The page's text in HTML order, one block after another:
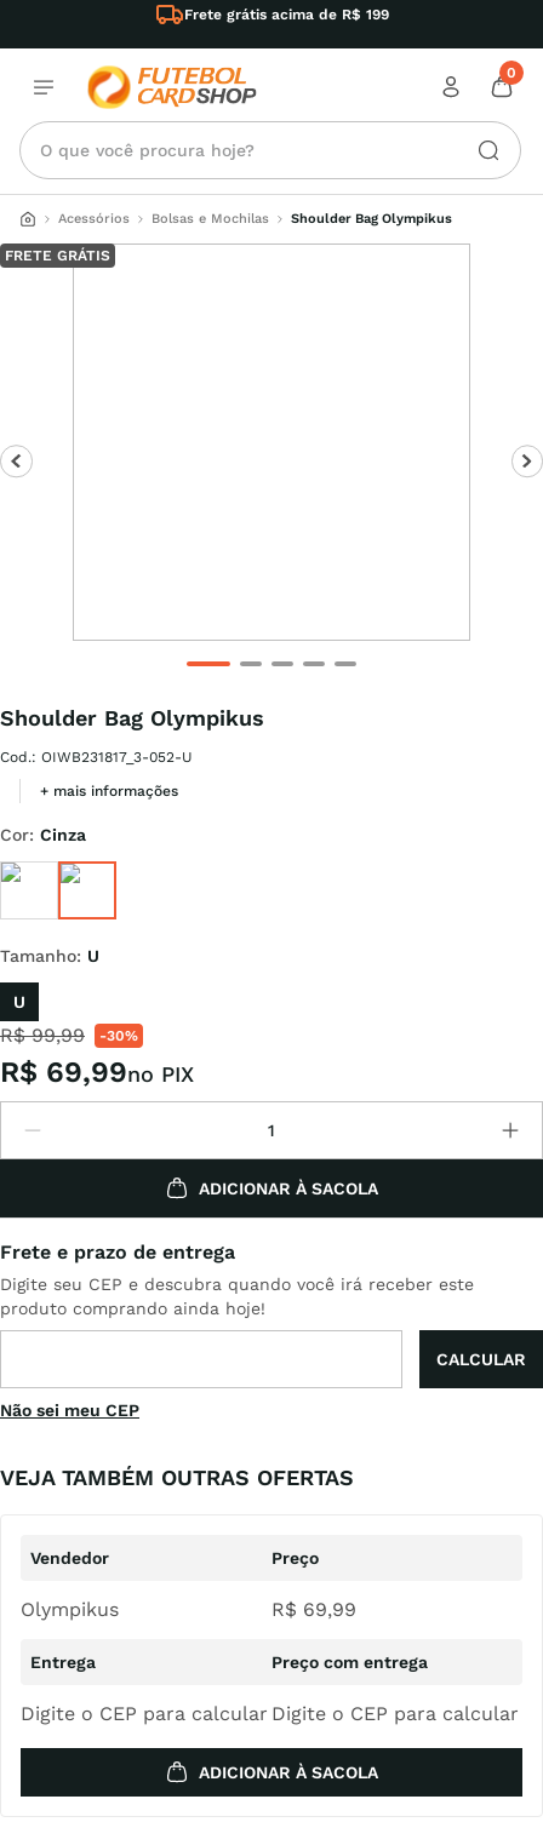
Frete grátis acima de R$ 199
0
O que você procura hoje?
Acessórios Bolsas e Mochilas Shoulder Bag Olympikus
FRETE GRÁTIS
Shoulder Bag Olympikus
Cod.: OIWB231817_3-052-U
+ mais informações
Cor: Cinza
Tamanho: U
U
R$ 99,99 -30%
R$ 69,99no PIX
ADICIONAR À SACOLA
Não sei meu CEP
VEJA TAMBÉM OUTRAS OFERTAS
Olympikus R$ 69,99
Digite o CEP para calcular Digite o CEP para calcular
ADICIONAR À SACOLA